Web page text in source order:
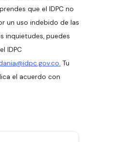
que el IDPC no
un uso indebido de las
inquietudes, puedes
IDPC
Tu
el acuerdo con